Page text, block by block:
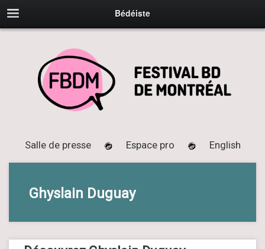
Bédéiste
Salle de presse Espace pro English
Ghyslain Duguay